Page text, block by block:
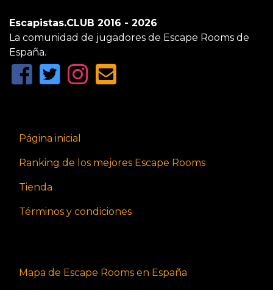
Escapistas.CLUB 2016 - 2026
La comunidad de jugadores de Escape Rooms de
España.
Página inicial
Ranking de los mejores Escape Rooms
Tienda
Términos y condiciones
Mapa de Escape Rooms en España